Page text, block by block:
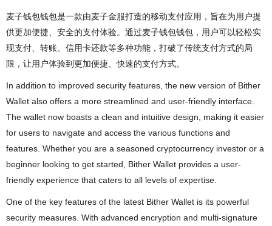
麦子钱包钱包是一款由麦子金服打造的移动支付应用，旨在为用户提
供更加便捷、安全的支付体验。通过麦子钱包钱包，用户可以轻松实
现支付、转账、信用卡还款等多种功能，打破了传统支付方式的局
限，让用户体验到更加便捷、快速的支付方式。
In addition to improved security features, the new version of Bither
Wallet also offers a more streamlined and user-friendly interface.
The wallet now boasts a clean and intuitive design, making it easier
for users to navigate and access the various functions and
features. Whether you are a seasoned cryptocurrency investor or a
beginner looking to get started, Bither Wallet provides a user-
friendly experience that caters to all levels of expertise.
One of the key features of the latest Bither Wallet is its powerful
security measures. With advanced encryption and multi-signature